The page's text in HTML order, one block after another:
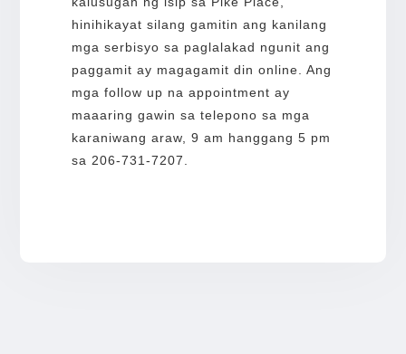
hinihikayat silang gamitin ang kanilang
mga serbisyo sa paglalakad ngunit ang
paggamit ay magagamit din online. Ang
mga follow up na appointment ay
maaaring gawin sa telepono sa mga
karaniwang araw, 9 am hanggang 5 pm
sa 206-731-7207.